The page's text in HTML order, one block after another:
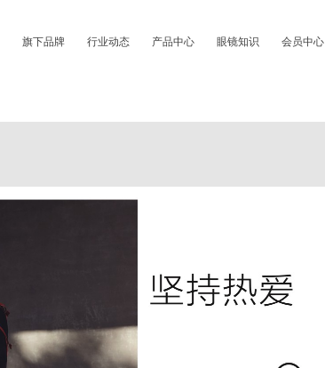
旗下品牌 行业动态 产品中心 眼镜知识 会员中心